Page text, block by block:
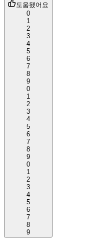
도움됐어요
0
1
2
3
4
5
6
7
8
9
0
1
2
3
4
5
6
7
8
9
0
1
2
3
4
5
6
7
8
9